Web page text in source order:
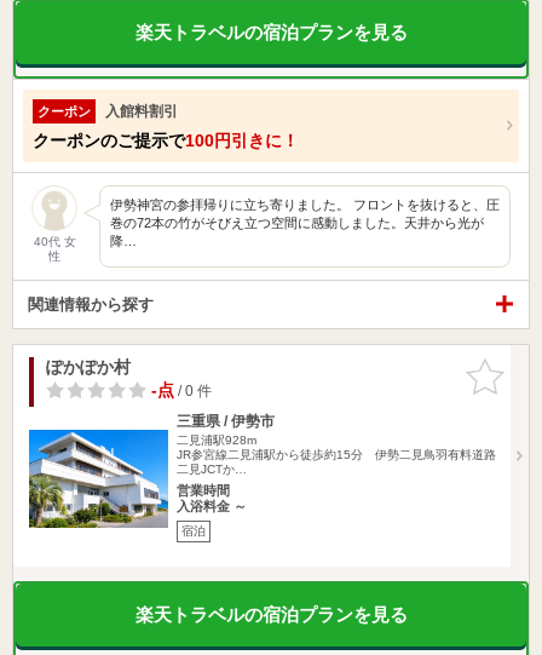
楽天トラベルの宿泊プランを見る
クーポン 入館料割引
クーポンのご提示で100円引きに！
40代 女
性
伊勢神宮の参拝帰りに立ち寄りました。 フロントを抜けると、圧
巻の72本の竹がそびえ立つ空間に感動しました。天井から光が
降…
関連情報から探す
お気に入
りに追加
ぽかぽか村
-点/ 0 件
三重県 / 伊勢市
二見浦駅928m
JR参宮線二見浦駅から徒歩約15分 伊勢二見鳥羽有料道路
二見JCTか…
営業時間
入浴料金 ～
宿泊
楽天トラベルの宿泊プランを見る